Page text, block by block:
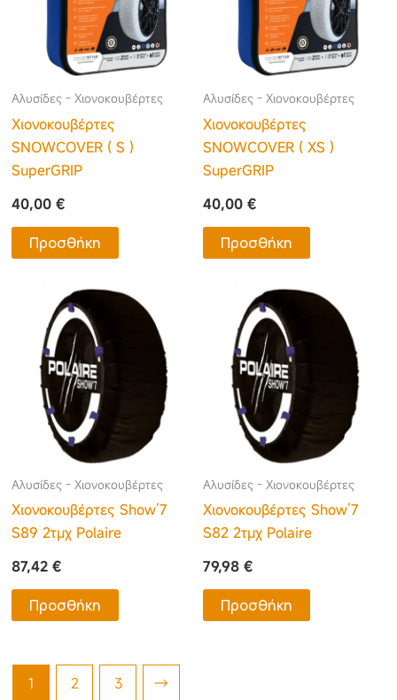
Αλυσίδες - Χιονοκουβέρτες
Χιονοκουβέρτες
SNOWCOVER ( S )
SuperGRIP
40,00€
Προσθήκη
Αλυσίδες - Χιονοκουβέρτες
Χιονοκουβέρτες
SNOWCOVER ( XS )
SuperGRIP
40,00 €
Προσθήκη
Αλυσίδες - Χιονοκουβέρτες
Χιονοκουβέρτες Show’7
S89 2τμχ Polaire
87,42€
Προσθήκη
Αλυσίδες - Χιονοκουβέρτες
Χιονοκουβέρτες Show’7
S82 2τμχ Polaire
79,98 €
Προσθήκη
1 2 3 →